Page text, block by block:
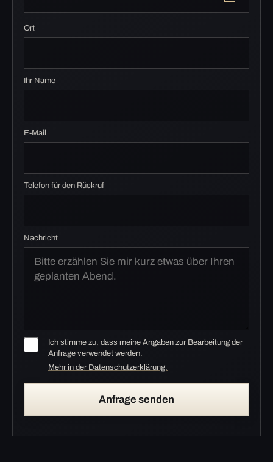
Ort
Ihr Name
E-Mail
Telefon für den Rückruf
Nachricht
Ich stimme zu, dass meine Angaben zur Bearbeitung der
Anfrage verwendet werden.
Mehr in der Datenschutzerklärung.
Anfrage senden